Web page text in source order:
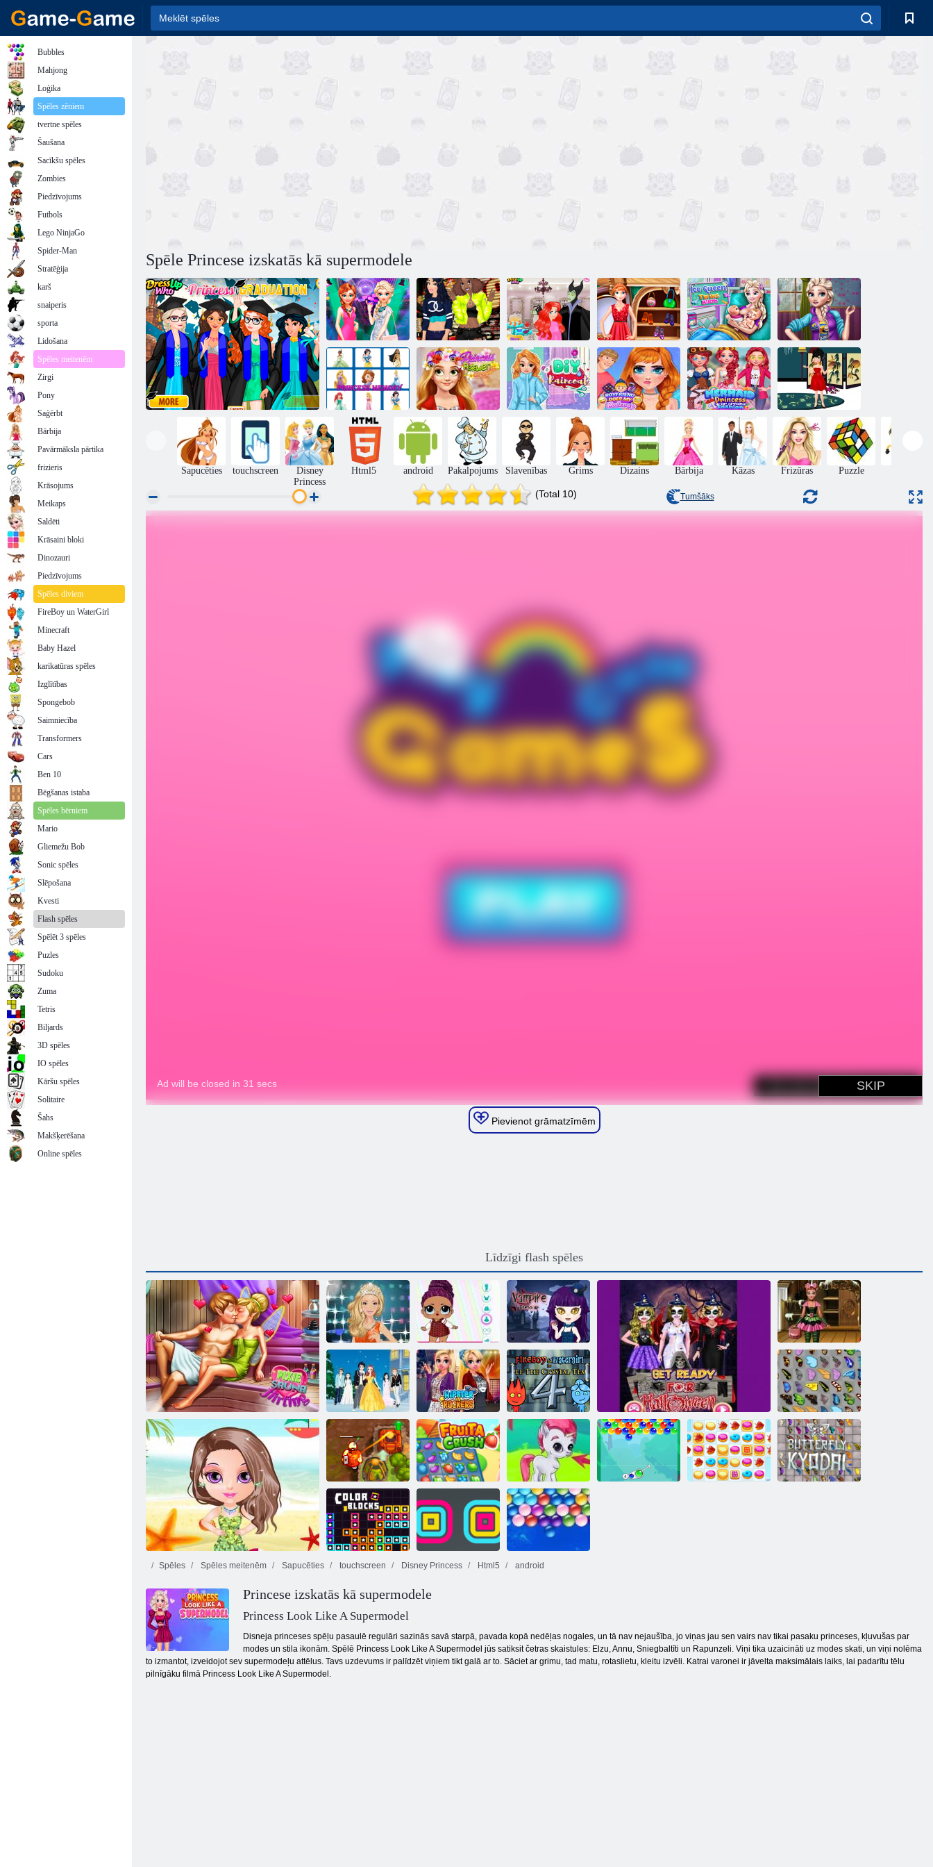
Spēle Princese izskatās kā supermodele
Māsu nakts ārā
Princese man
mani ārā
Princese aprīļa
joku Hair Salon
Modes princese
Ledus karalienes
dvīņu dzimšana
Rich Girls Mall
iepirkšanās
Princeses atmiņa
Princeses ziedu
vainags
lietusmētelis
Puisis dara
manu grimu
Nāru princese
visu gadu ap
modi
Cutie meitene
saģērbt
Sapucēties touchscreen
Disney
Princess
Html5 android Pakalpojums Slavenības Grims Dizains Bārbija Kāzas Frizūras Puzzle
(Total 10) Tumšāks
Pievienot grāmatzīmēm
Līdzīgi flash spēles
Pixie pirts flirtēšana
Prom karalienes
saģērbt
Ceļš uz
honorāru: Leļļu
kauja
Vampīru saģērbt
Princese
Helovīna ballīte
Ziemassvētku
ballītes meitenes
Hipsteri vs
rokeri
Pludmales saģērbt
Fireboy and
Watergirl 4:
Kristāla templis
Tauriņš kyodai
Nolādēts
dārgums 2
Fruta Crush Burbulis Gemes
Krāsu bloki
Spēles Spēles meitenēm Sapucēties touchscreen Disney Princess Html5 android
Princese izskatās kā supermodele
Princess Look Like A Supermodel
Disneja princeses spēļu pasaulē regulāri sazinās savā starpā, pavada kopā nedēļas nogales, un tā nav nejaušība, jo viņas jau sen vairs nav tikai pasaku princeses, kļuvušas par
modes un stila ikonām. Spēlē Princess Look Like A Supermodel jūs satiksit četras skaistules: Elzu, Annu, Sniegbaltīti un Rapunzeli. Viņi tika uzaicināti uz modes skati, un viņi nolēma
to izmantot, izveidojot sev supermodeļu attēlus. Tavs uzdevums ir palīdzēt viņiem tikt galā ar to. Sāciet ar grimu, tad matu, rotaslietu, kleitu izvēli. Katrai varonei ir jāvelta maksimālais laiks, lai padarītu tēlu
pilnīgāku filmā Princess Look Like A Supermodel.
Bubbles
Mahjong
Loģika
Spēles zēniem
tvertne spēles
Šaušana
Sacīkšu spēles
Zombies
Piedzīvojums
Futbols
Lego NinjaGo
Spider-Man
Stratēģija
karš
snaiperis
sporta
Lidošana
Spēles meitenēm
Zirgi
Pony
Saģērbt
Bārbija
Pavārmāksla pārtika
frizieris
Krāsojums
Meikaps
Saldēti
Krāsaini bloki
Dinozauri
Piedzīvojums
Spēles diviem
FireBoy un WaterGirl
Minecraft
Baby Hazel
karikatūras spēles
Izglītības
Spongebob
Saimniecība
Transformers
Cars
Ben 10
Bēgšanas istaba
Spēles bērniem
Mario
Gliemežu Bob
Sonic spēles
Slēpošana
Kvesti
Flash spēles
Spēlēt 3 spēles
Puzles
Sudoku
Zuma
Tetris
Biljards
3D spēles
IO spēles
Kāršu spēles
Solitaire
Šahs
Makšķerēšana
Online spēles